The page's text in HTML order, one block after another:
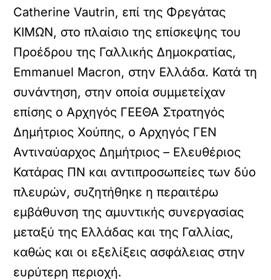
Catherine Vautrin, επί της Φρεγάτας
ΚΙΜΩΝ, στο πλαίσιο της επίσκεψης του
Προέδρου της Γαλλικής Δημοκρατίας,
Emmanuel Macron, στην Ελλάδα. Κατά τη
συνάντηση, στην οποία συμμετείχαν
επίσης ο Αρχηγός ΓΕΕΘΑ Στρατηγός
Δημήτριος Χούπης, ο Αρχηγός ΓΕΝ
Αντιναύαρχος Δημήτριος – Ελευθέριος
Κατάρας ΠΝ και αντιπροσωπείες των δύο
πλευρών, συζητήθηκε η περαιτέρω
εμβάθυνση της αμυντικής συνεργασίας
μεταξύ της Ελλάδας και της Γαλλίας,
καθώς και οι εξελίξεις ασφάλειας στην
ευρύτερη περιοχή.